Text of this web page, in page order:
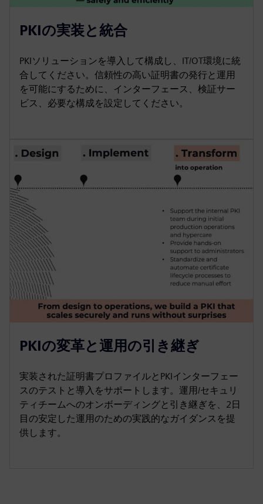
PKIの実装と統合
PKIソリューションを導入して構成し、IT/OT環境に統
合してください。信頼性の高い証明書の発行と運用
を可能にするために、インターフェース、検証サー
ビス、必要な構成を設定してください。
PKIの変革と運用の引き継ぎ
実装された証明書プロファイルとPKIインターフェー
スのテストと導入をサポートします。運用/セキュリ
ティチームへのオンボーディングと引き継ぎを、2日
目の安定した運用のための実践的なガイダンスを提
供します。